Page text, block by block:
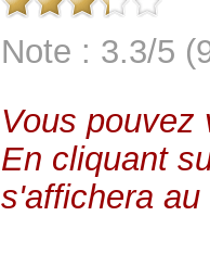
Note : 3.3/5
Vous pouvez
En cliquant
s'affichera